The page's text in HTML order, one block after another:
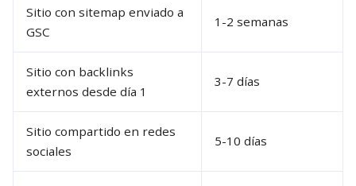
Sitio con sitemap enviado a
GSC
1-2 semanas
Sitio con backlinks
externos desde día 1
3-7 días
Sitio compartido en redes
sociales
5-10 días